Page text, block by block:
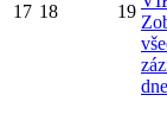
17 18 19
dne